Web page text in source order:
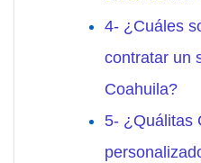
4- ¿Cuáles
contratar un
Coahuila?
5- ¿Quálitas